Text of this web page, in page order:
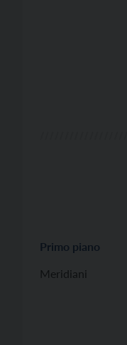
Primo piano
Meridiani